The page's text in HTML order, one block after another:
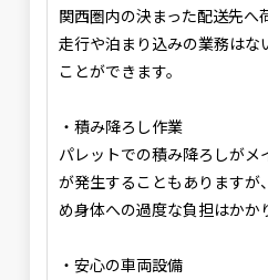
関西圏内の決まった配送先へ
走行や泊まり込みの業務はな
ことができます。
・積み降ろし作業
パレットでの積み降ろしがメ
が発生することもありますが
め身体への過度な負担はかか
・安心の車両設備